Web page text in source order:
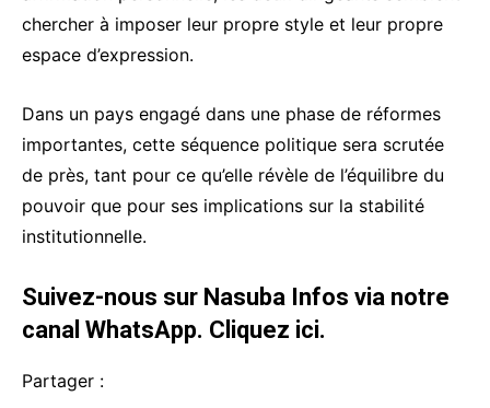
chercher à imposer leur propre style et leur propre
espace d’expression.
Dans un pays engagé dans une phase de réformes
importantes, cette séquence politique sera scrutée
de près, tant pour ce qu’elle révèle de l’équilibre du
pouvoir que pour ses implications sur la stabilité
institutionnelle.
Suivez-nous sur Nasuba Infos via notre
canal WhatsApp. Cliquez ici.
Partager :